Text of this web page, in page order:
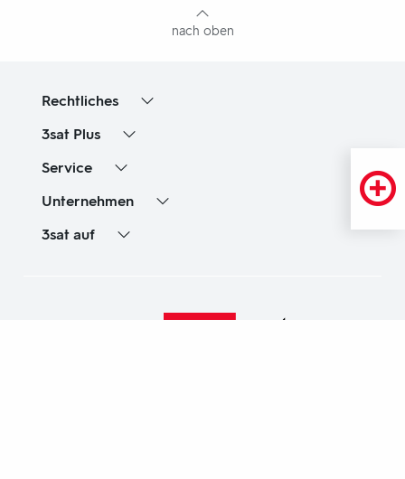
nach oben
Rechtliches
3sat Plus
Service
Unternehmen
3sat auf